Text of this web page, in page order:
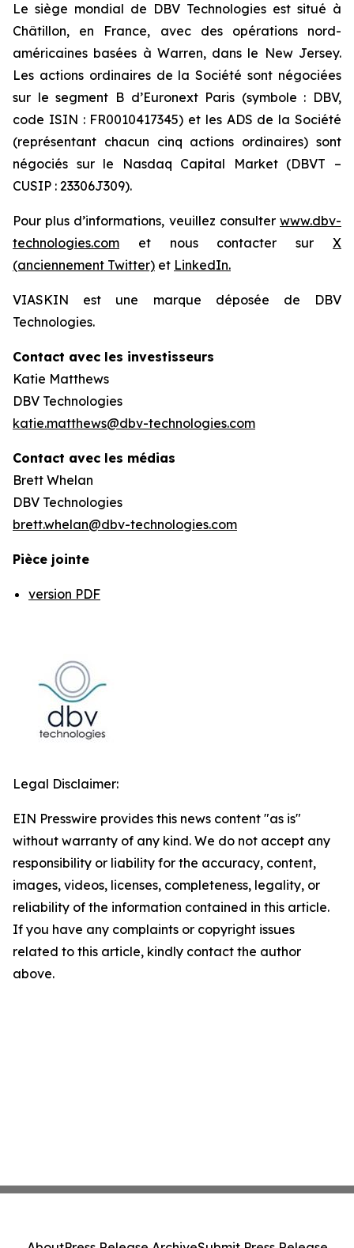
Le siège mondial de DBV Technologies est situé à
Châtillon, en France, avec des opérations nord-
américaines basées à Warren, dans le New Jersey.
Les actions ordinaires de la Société sont négociées
sur le segment B d’Euronext Paris (symbole : DBV,
code ISIN : FR0010417345) et les ADS de la Société
(représentant chacun cinq actions ordinaires) sont
négociés sur le Nasdaq Capital Market (DBVT –
CUSIP : 23306J309).
Pour plus d’informations, veuillez consulter www.dbv-
technologies.com et nous contacter sur X
(anciennement Twitter) et LinkedIn.
VIASKIN est une marque déposée de DBV
Technologies.
Contact avec les investisseurs
Katie Matthews
DBV Technologies
katie.matthews@dbv-technologies.com
Contact avec les médias
Brett Whelan
DBV Technologies
brett.whelan@dbv-technologies.com
Pièce jointe
version PDF
Legal Disclaimer:
EIN Presswire provides this news content "as is"
without warranty of any kind. We do not accept any
responsibility or liability for the accuracy, content,
images, videos, licenses, completeness, legality, or
reliability of the information contained in this article.
If you have any complaints or copyright issues
related to this article, kindly contact the author
above.